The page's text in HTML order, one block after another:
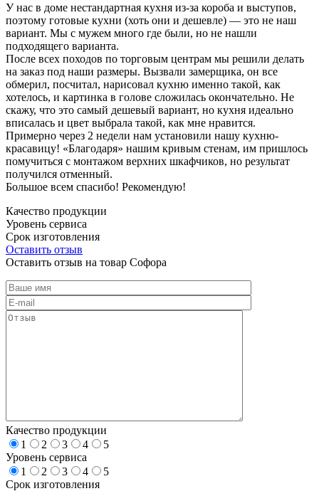
У нас в доме нестандартная кухня из-за короба и выступов,
поэтому готовые кухни (хоть они и дешевле) — это не наш
вариант. Мы с мужем много где были, но не нашли
подходящего варианта.
После всех походов по торговым центрам мы решили делать
на заказ под наши размеры. Вызвали замерщика, он все
обмерил, посчитал, нарисовал кухню именно такой, как
хотелось, и картинка в голове сложилась окончательно. Не
скажу, что это самый дешевый вариант, но кухня идеально
вписалась и цвет выбрала такой, как мне нравится.
Примерно через 2 недели нам установили нашу кухню-
красавицу! «Благодаря» нашим кривым стенам, им пришлось
помучиться с монтажом верхних шкафчиков, но результат
получился отменный.
Большое всем спасибо! Рекомендую!
Качество продукции
Уровень сервиса
Срок изготовления
Оставить отзыв
Оставить отзыв на товар Софора
Качество продукции
1
2 3 4
5
Уровень сервиса
1
2 3 4
5
Срок изготовления